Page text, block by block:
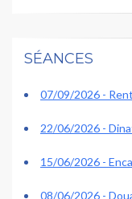
SÉANCES
07/09/2026 -
22/06/2026 -
15/06/2026 -
08/06/2026 -